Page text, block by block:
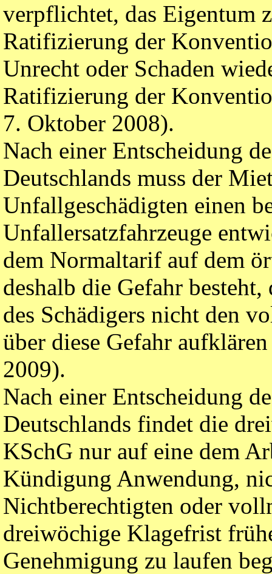
verpflichtet, das Eigentum
Ratifizierung der
Unrecht oder Schaden
Ratifizierung der
7. Oktober 2008).
Nach einer Entscheidung
Deutschlands muss der
Unfallgeschädigten einen
Unfallersatzfahrzeuge
dem Normaltarif auf dem
deshalb die Gefahr
des Schädigers nicht den
über diese Gefahr
2009).
Nach einer Entscheidung
Deutschlands findet die
KSchG nur auf eine dem
Kündigung Anwendung,
Nichtberechtigten oder
dreiwöchige Klagefrist
Genehmigung zu laufen